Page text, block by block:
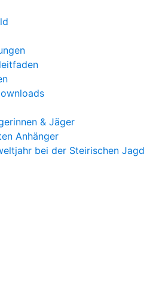
& Jäger
Anhänger
bei der Steirischen Jagd